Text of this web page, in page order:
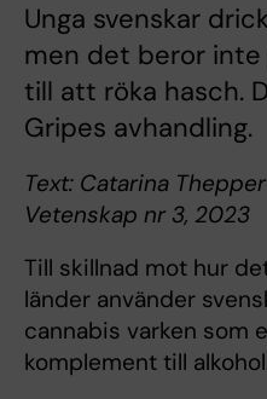
Unga svenskar
men det beror
till att röka hasch.
Gripes avhandling.
Text: Catarina
Vetenskap nr 3, 2023
Till skillnad mot hur
länder använder
cannabis varken som
komplement till